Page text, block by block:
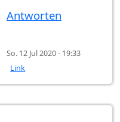
Antworten
So. 12 Jul 2020 - 19:33
Link